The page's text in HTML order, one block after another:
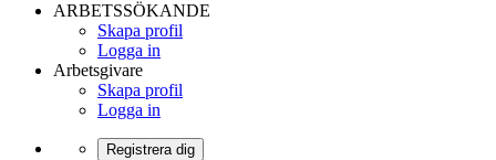
ARBETSSÖKANDE
Skapa profil
Logga in
Arbetsgivare
Skapa profil
Logga in
Registrera dig